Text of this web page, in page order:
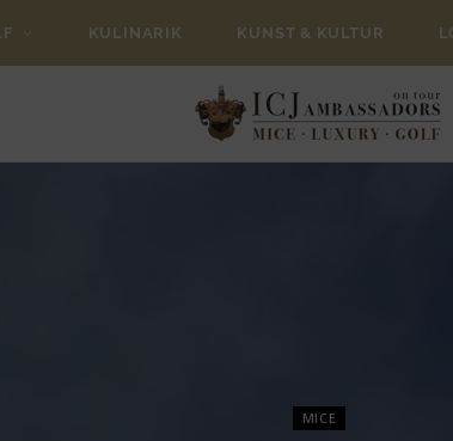
KULINARIK KUNST & KULTUR
MICE